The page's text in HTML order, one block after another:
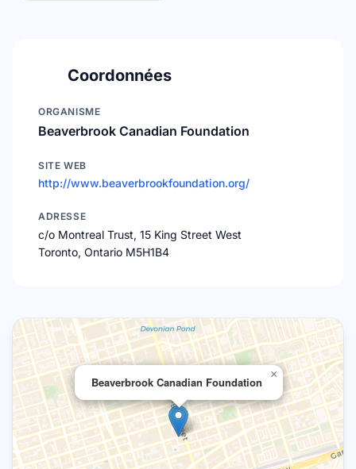
Coordonnées
ORGANISME
Beaverbrook Canadian Foundation
SITE WEB
http://www.beaverbrookfoundation.org/
ADRESSE
c/o Montreal Trust, 15 King Street West
Toronto, Ontario M5H1B4
Beaverbrook Canadian Foundation
×